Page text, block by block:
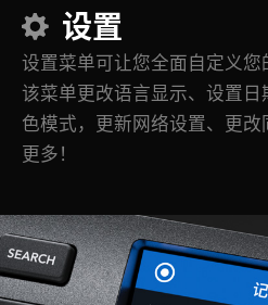
设置
设置菜单可让您全面自定义
该菜单更改语言显示、设置
色模式，更新网络设置、更
更多！